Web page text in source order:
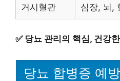
거시혈관 심장, 뇌,
✅ 당뇨 관리의 핵심, 건강
당뇨 합병증 예